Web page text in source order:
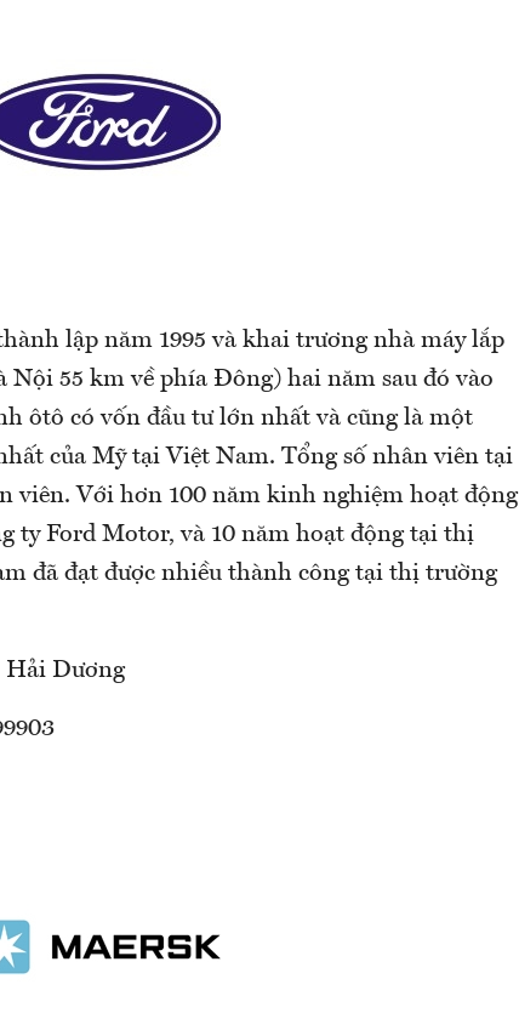
lập năm 1995 và khai trương nhà máy lắp
55 km về phía Đông) hai năm sau đó vào
ôtô có vốn đầu tư lớn nhất và cũng là một
của Mỹ tại Việt Nam. Tổng số nhân viên tại
viên. Với hơn 100 năm kinh nghiệm hoạt động
ty Ford Motor, và 10 năm hoạt động tại thị
đã đạt được nhiều thành công tại thị trường
Hải Dương